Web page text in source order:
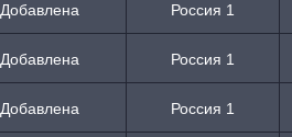
Добавлена Россия 1
Добавлена Россия 1
Добавлена Россия 1